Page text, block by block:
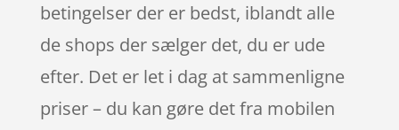
betingelser der er bedst, iblandt alle
de shops der sælger det, du er ude
efter. Det er let i dag at sammenligne
priser – du kan gøre det fra mobilen